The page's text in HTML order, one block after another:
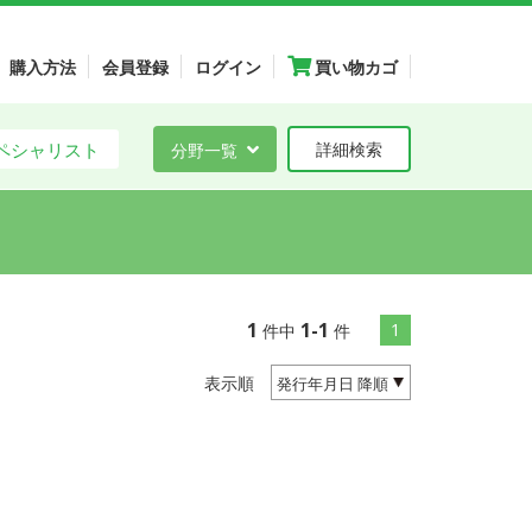
購入方法 会員登録 ログイン 買い物カゴ
シャリスト 分野一覧 詳細検索
1 件中 1-1 件 1
表示順